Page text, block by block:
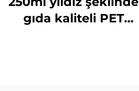
gıda kaliteli PET